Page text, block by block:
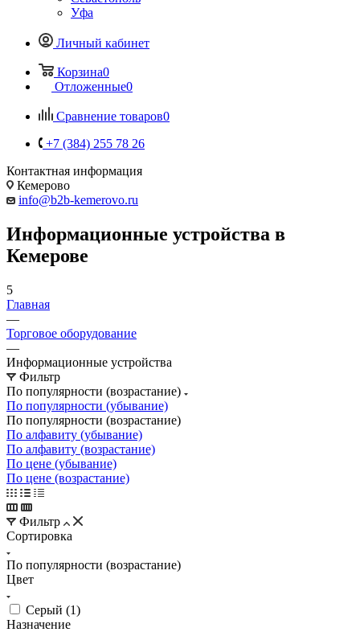
Уфа
Личный кабинет
Корзина0
Отложенные0
Сравнение товаров0
+7 (384) 255 78 26
Контактная информация
Кемерово
info@b2b-kemerovo.ru
Информационные устройства в
Кемерове
5
Главная
—
Торговое оборудование
—
Информационные устройства
Фильтр
По популярности (возрастание)
По популярности (убывание)
По популярности (возрастание)
По алфавиту (убывание)
По алфавиту (возрастание)
По цене (убывание)
По цене (возрастание)
Фильтр
Сортировка
По популярности (возрастание)
Цвет
Серый (1)
Назначение